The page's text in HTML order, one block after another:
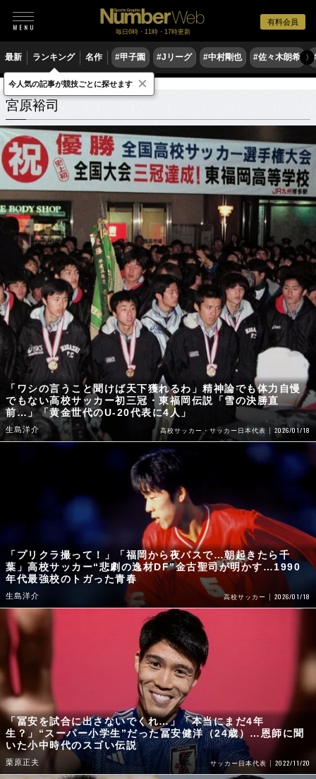
有料会員
毎日6時・11時・17時更新
最新 ランキング 名作 #甲子園 #Jリーグ #中村剛也 #佐々木朗希 〉
宮原裕司 関連記事
宮原裕司
「ワシの言うこと聞けば天下獲れるわ」精神論でも体力自慢
でもない高校サッカー初三冠・東福岡伝説「雪の決勝直
前…」「黄金世代のU-20代表に4人」
生島洋介 高校サッカー・サッカー日本代表 2026/01/18
「プリクラ撮って！」「福岡から夜バスで…朝起きたら千
葉」高校サッカー“悲劇の逸材DF”金古聖司が明かす…1990
年代最強校のトガった青春
生島洋介 高校サッカー 2026/01/18
「冨安を試合に出さないでくれ…」「本当にまだ4年
生？」“スーパー小学生”だった冨安健洋（24歳）…恩師に聞
いた小中時代のスゴい伝説
栗原正夫 サッカー日本代表 2022/11/20
今人気の記事が競技ごとに探せます ×